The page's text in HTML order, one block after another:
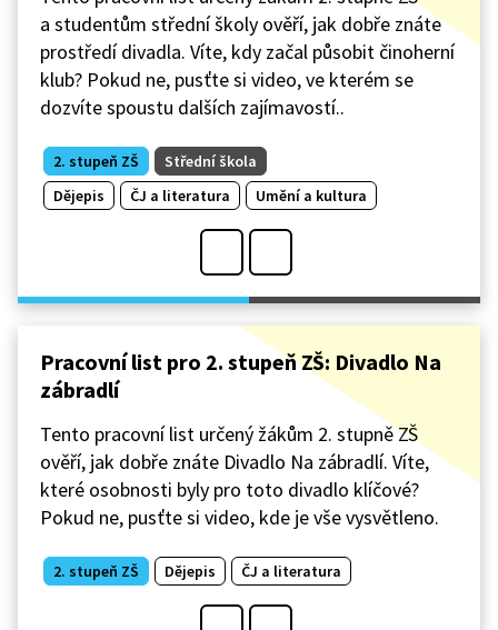
a studentům střední školy ověří, jak dobře znáte
prostředí divadla. Víte, kdy začal působit činoherní
klub? Pokud ne, pusťte si video, ve kterém se
dozvíte spoustu dalších zajímavostí..
2. stupeň ZŠ
Střední škola
Dějepis
ČJ a literatura Umění a kultura
Pracovní list pro 2. stupeň ZŠ: Divadlo Na
zábradlí
Tento pracovní list určený žákům 2. stupně ZŠ
ověří, jak dobře znáte Divadlo Na zábradlí. Víte,
které osobnosti byly pro toto divadlo klíčové?
Pokud ne, pusťte si video, kde je vše vysvětleno.
2. stupeň ZŠ Dějepis ČJ a literatura